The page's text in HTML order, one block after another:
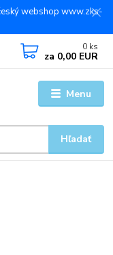
webshop www.zks-
Menu
Hľadať
0 ks
za 0,00 EUR